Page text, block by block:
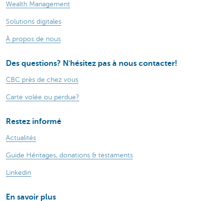
Wealth Management
Solutions digitales
À propos de nous
Des questions? N'hésitez pas à nous contacter!
CBC près de chez vous
Carte volée ou perdue?
Restez informé
Actualités
Guide Héritages, donations & testaments
Linkedin
En savoir plus